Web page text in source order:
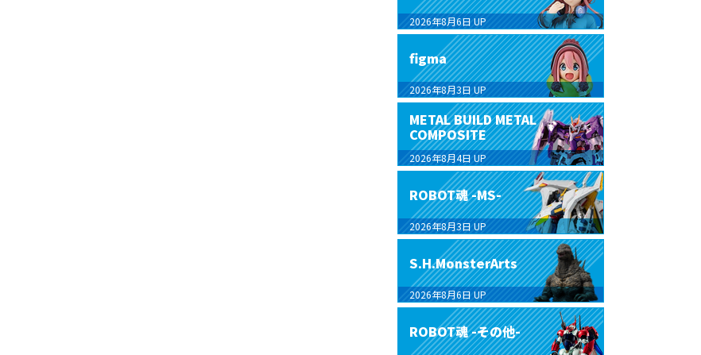
2026年8月6日 UP
figma
2026年8月3日 UP
METAL BUILD METAL
COMPOSITE
2026年8月4日 UP
ROBOT魂 -MS-
2026年8月3日 UP
S.H.MonsterArts
2026年8月6日 UP
ROBOT魂 -その他-